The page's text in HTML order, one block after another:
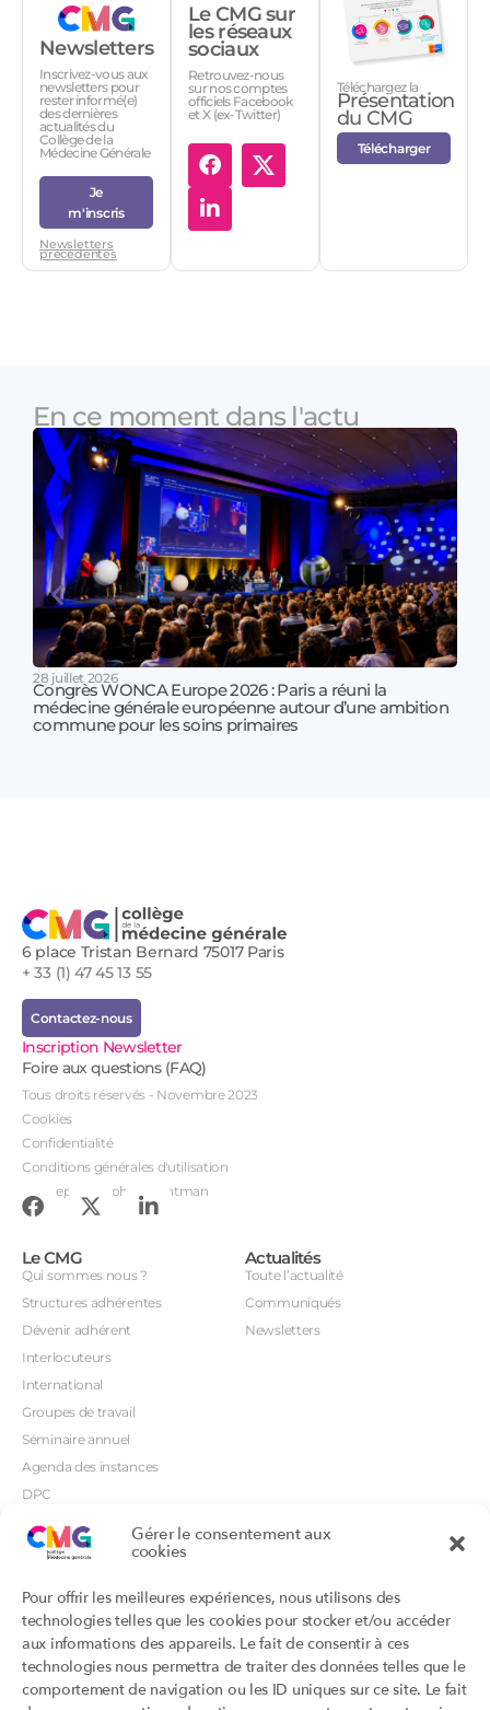
Gérer le consentement aux
cookies
Pour offrir les meilleures expériences, nous utilisons des
technologies telles que les cookies pour stocker et/ou accéder
aux informations des appareils. Le fait de consentir à ces
technologies nous permettra de traiter des données telles que le
comportement de navigation ou les ID uniques sur ce site. Le fait
Newsletters
Inscrivez-vous aux
newsletters pour
rester informé(e)
des dernières
actualités du
Collège de la
Médecine Générale
Je
m'inscris
Newsletters
précédentes
Le CMG sur
les réseaux
sociaux
Retrouvez-nous
sur nos comptes
officiels Facebook
et X (ex-Twitter)
Téléchargez la
Présentation
du CMG
Télécharger
En ce moment dans l'actu
28 juillet 2026
Congrès WONCA Europe 2026 : Paris a réuni la
médecine générale européenne autour d’une ambition
commune pour les soins primaires
6 place Tristan Bernard 75017 Paris
+ 33 (1) 47 45 13 55
Contactez-nous
Inscription Newsletter
Foire aux questions (FAQ)
Tous droits réservés - Novembre 2023
Cookies
Confidentialité
Conditions générales d'utilisation
Conception : John Brightman
Le CMG
Qui sommes nous ?
Structures adhérentes
Dévenir adhérent
Interlocuteurs
International
Groupes de travail
Séminaire annuel
Agenda des instances
DPC
CSI
Orientations prioritaires
Actualités
Toute l’actualité
Communiqués
Newsletters
Productions
Productions du Collège
Productions des structures
adhérentes
Labellisation
Portails
Annuaire DU/DIU
Archimede.fr
Ebmfrance.net
Toutes les recos